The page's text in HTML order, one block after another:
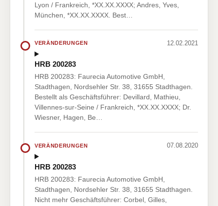
Lyon / Frankreich, *XX.XX.XXXX; Andres, Yves,
München, *XX.XX.XXXX. Best…
VERÄNDERUNGEN 12.02.2021
HRB 200283
HRB 200283: Faurecia Automotive GmbH,
Stadthagen, Nordsehler Str. 38, 31655 Stadthagen.
Bestellt als Geschäftsführer: Devillard, Mathieu,
Villennes-sur-Seine / Frankreich, *XX.XX.XXXX; Dr.
Wiesner, Hagen, Be…
VERÄNDERUNGEN 07.08.2020
HRB 200283
HRB 200283: Faurecia Automotive GmbH,
Stadthagen, Nordsehler Str. 38, 31655 Stadthagen.
Nicht mehr Geschäftsführer: Corbel, Gilles,